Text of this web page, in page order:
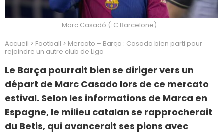
Marc Casadó (FC Barcelone)
Accueil > Football > Mercato – Barça : Casado bien parti pour
rejoindre un autre club de Liga
Le Barça pourrait bien se diriger vers un
départ de Marc Casado lors de ce mercato
estival. Selon les informations de Marca en
Espagne, le milieu catalan se rapprocherait
du Betis, qui avancerait ses pions avec